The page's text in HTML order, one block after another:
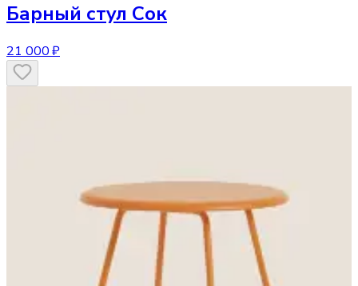
Барный стул Сок
21 000 ₽